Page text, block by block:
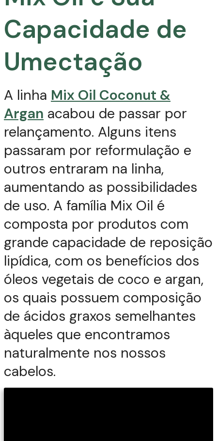
Capacidade de
Umectação
A linha Mix Oil Coconut &
Argan acabou de passar por
relançamento. Alguns itens
passaram por reformulação e
outros entraram na linha,
aumentando as possibilidades
de uso. A família Mix Oil é
composta por produtos com
grande capacidade de reposição
lipídica, com os benefícios dos
óleos vegetais de coco e argan,
os quais possuem composição
de ácidos graxos semelhantes
àqueles que encontramos
naturalmente nos nossos
cabelos.